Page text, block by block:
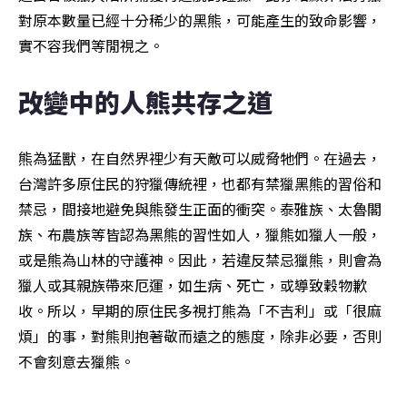
對原本數量已經十分稀少的黑熊，可能產生的致命影響，
實不容我們等閒視之。
改變中的人熊共存之道
熊為猛獸，在自然界裡少有天敵可以威脅牠們。在過去，
台灣許多原住民的狩獵傳統裡，也都有禁獵黑熊的習俗和
禁忌，間接地避免與熊發生正面的衝突。泰雅族、太魯閣
族、布農族等皆認為黑熊的習性如人，獵熊如獵人一般，
或是熊為山林的守護神。因此，若違反禁忌獵熊，則會為
獵人或其親族帶來厄運，如生病、死亡，或導致穀物歉
收。所以，早期的原住民多視打熊為「不吉利」或「很麻
煩」的事，對熊則抱著敬而遠之的態度，除非必要，否則
不會刻意去獵熊。